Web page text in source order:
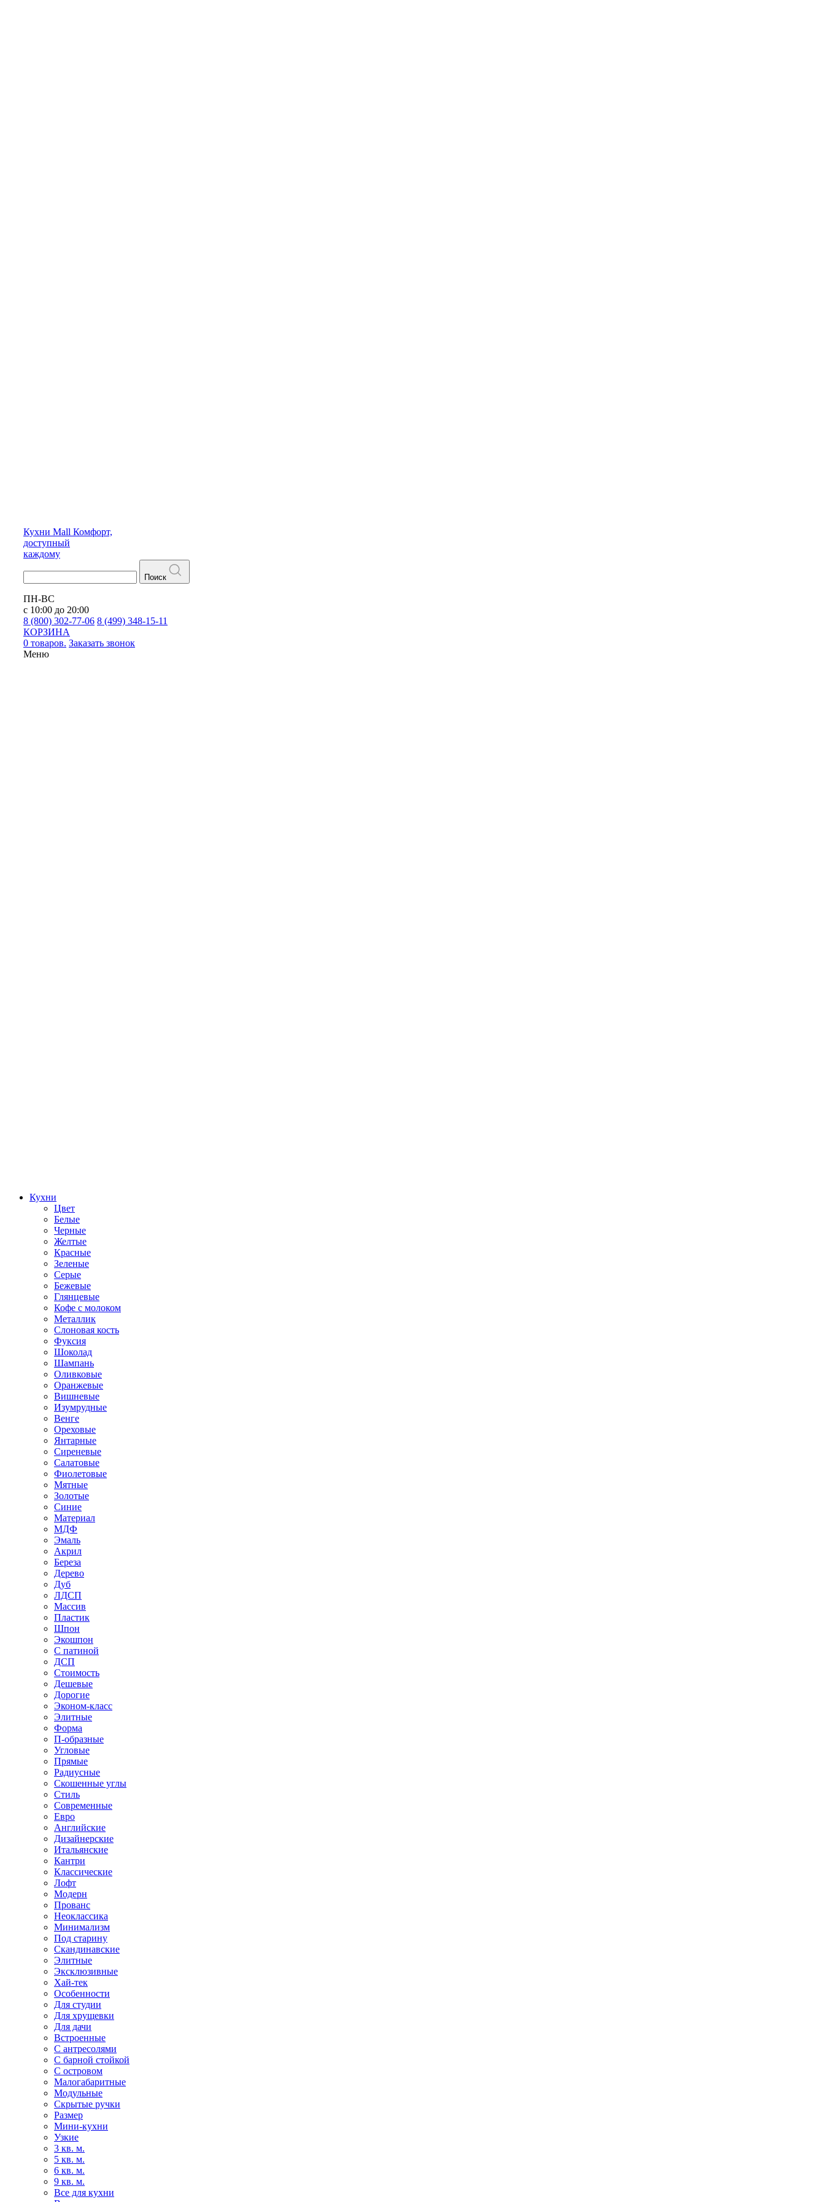
Кухни Mall Комфорт,
доступный
каждому
Поиск
ПН-ВС
с 10:00 до 20:00
8 (800) 302-77-06 8 (499) 348-15-11
КОРЗИНА
0 товаров. Заказать звонок
Меню
Кухни
Цвет
Белые
Черные
Желтые
Красные
Зеленые
Серые
Бежевые
Глянцевые
Кофе с молоком
Металлик
Слоновая кость
Фуксия
Шоколад
Шампань
Оливковые
Оранжевые
Вишневые
Изумрудные
Венге
Ореховые
Янтарные
Сиреневые
Салатовые
Фиолетовые
Мятные
Золотые
Синие
Материал
МДФ
Эмаль
Акрил
Береза
Дерево
Дуб
ЛДСП
Массив
Пластик
Шпон
Экошпон
С патиной
ДСП
Стоимость
Дешевые
Дорогие
Эконом-класс
Элитные
Форма
П-образные
Угловые
Прямые
Радиусные
Скошенные углы
Стиль
Современные
Евро
Английские
Дизайнерские
Итальянские
Кантри
Классические
Лофт
Модерн
Прованс
Неоклассика
Минимализм
Под старину
Скандинавские
Элитные
Эксклюзивные
Хай-тек
Особенности
Для студии
Для хрущевки
Для дачи
Встроенные
С антресолями
С барной стойкой
С островом
Малогабаритные
Модульные
Скрытые ручки
Размер
Мини-кухни
Узкие
3 кв. м.
5 кв. м.
6 кв. м.
9 кв. м.
Все для кухни